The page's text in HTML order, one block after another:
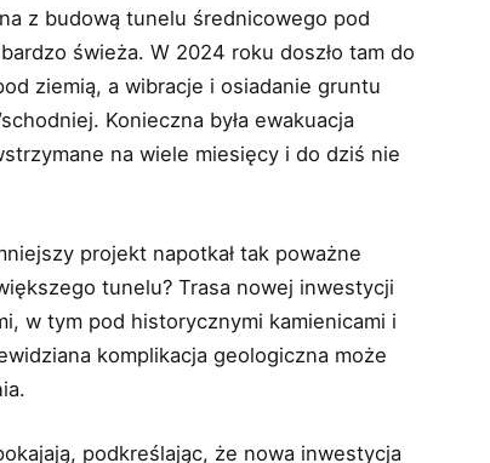
z budową tunelu średnicowego pod
świeża. W 2024 roku doszło tam do
ziemią, a wibracje i osiadanie gruntu
Konieczna była ewakuacja
na wiele miesięcy i do dziś nie
projekt napotkał tak poważne
tunelu? Trasa nowej inwestycji
w tym pod historycznymi kamienicami i
komplikacja geologiczna może
podkreślając, że nowa inwestycja